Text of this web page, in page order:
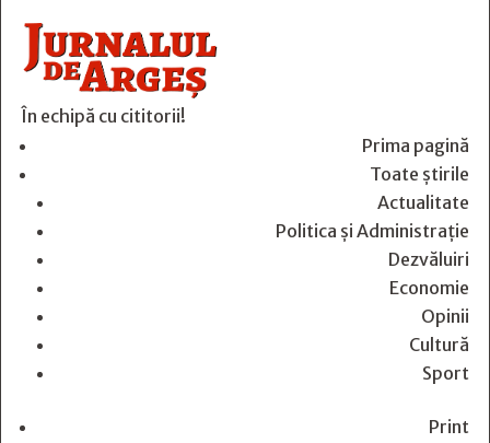
În echipă cu cititorii!
Prima pagină
Toate știrile
Actualitate
Politica și Administrație
Dezvăluiri
Economie
Opinii
Cultură
Sport
Print